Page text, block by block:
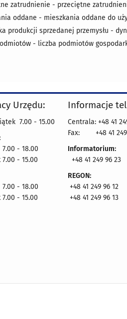
zatrudnienie - przeciętne
oddane - mieszkania oddane do
produkcji sprzedanej przemysłu -
- liczba podmiotów
Urzędu:
7.00 - 15.00
- 18.00
- 15.00
- 18.00
- 15.00
Informacje
Centrala: +48 41
Fax:
+48 41
Informatorium:
+48 41 249 96 23
REGON:
+48 41 249 96 12
+48 41 249 96 13